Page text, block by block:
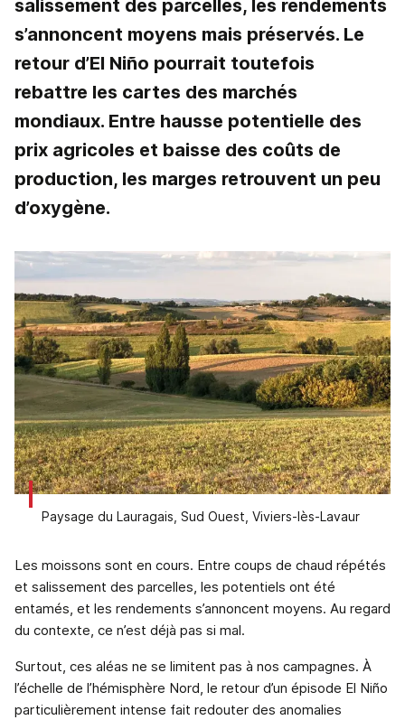
salissement des parcelles, les rendements
s’annoncent moyens mais préservés. Le
retour d’El Niño pourrait toutefois
rebattre les cartes des marchés
mondiaux. Entre hausse potentielle des
prix agricoles et baisse des coûts de
production, les marges retrouvent un peu
d’oxygène.
Paysage du Lauragais, Sud Ouest, Viviers-lès-Lavaur
Les moissons sont en cours. Entre coups de chaud répétés
et salissement des parcelles, les potentiels ont été
entamés, et les rendements s’annoncent moyens. Au regard
du contexte, ce n’est déjà pas si mal.
Surtout, ces aléas ne se limitent pas à nos campagnes. À
l’échelle de l’hémisphère Nord, le retour d’un épisode El Niño
particulièrement intense fait redouter des anomalies